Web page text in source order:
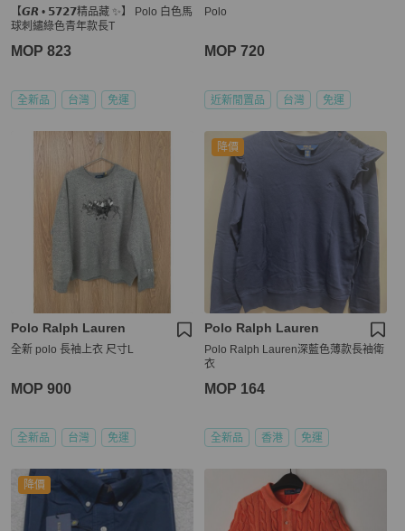
【𝙂𝙍 • 𝟱𝟳𝟮𝟳精品藏 ✨】 Polo 白色馬
球刺繡綠色青年款長T
MOP 823
全新品 台灣 免運
Polo
MOP 720
近新閒置品 台灣 免運
Polo Ralph Lauren
全新 polo 長袖上衣 尺寸L
MOP 900
全新品 台灣 免運
降價
Polo Ralph Lauren
Polo Ralph Lauren深藍色薄款長袖衛
衣
MOP 164
全新品 香港 免運
降價